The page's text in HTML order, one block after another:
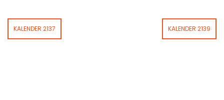
KALENDER 2137 KALENDER 2139